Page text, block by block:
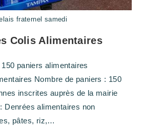
fraternel samedi
Colis Alimentaires
paniers alimentaires
Nombre de paniers : 150
inscrites auprès de la mairie
Denrées alimentaires non
pâtes, riz,…